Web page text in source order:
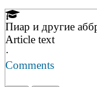
Пиар и другие
Article text
·
Comments